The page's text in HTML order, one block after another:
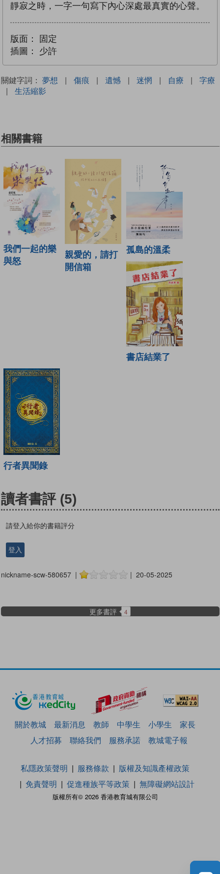
靜寂之時，一字一句寫下內心深處最真實的心聲。
版面：
固定
插圖：
少許
關鍵字詞： 夢想 | 傷痕 | 遺憾 | 迷惘 | 自療 |
字療
|
生活縮影
相關書籍
我們一起的樂
與怒
親愛的，請打
開信箱
孤島的溫柔
書店結業了
行者異聞錄
讀者書評 (5)
請登入給你的書籍評分
登入
nickname-scw-580657 | | 20-05-2025
更多書評 4
關於教城 最新消息 教師 中學生 小學生
家長
人才招募
聯絡我們 服務承諾 教城電子報
版權所有© 2026 香港教育城有限公司
私隱政策聲明 服務條款
版權及知識產權政策
免責聲明
促進種族平等政策 無障礙網站設計